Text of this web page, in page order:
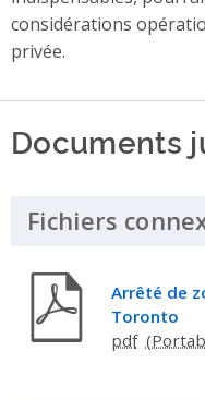
considérations
privée.
Documents
Fichiers
Arrêté de
Toronto
pdf